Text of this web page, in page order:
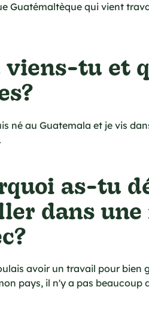
Guatémaltèque qui vient
viens-tu et
né au Guatemala et je vis
as-tu
dans une
avoir un travail pour bien
pays, il n'y a pas beaucoup